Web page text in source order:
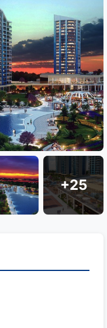
+25